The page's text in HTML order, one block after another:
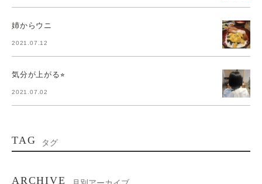
姉からウニ
2021.07.12
気分が上がる⭐︎
2021.07.02
TAG タグ
ARCHIVE